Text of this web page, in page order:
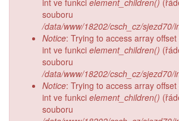
int ve funkci element_children()
souboru
/data/www/18202/csch_cz/sjezd70/
Notice: Trying to access array
int ve funkci element_children()
souboru
/data/www/18202/csch_cz/sjezd70/
Notice: Trying to access array
int ve funkci element_children()
souboru